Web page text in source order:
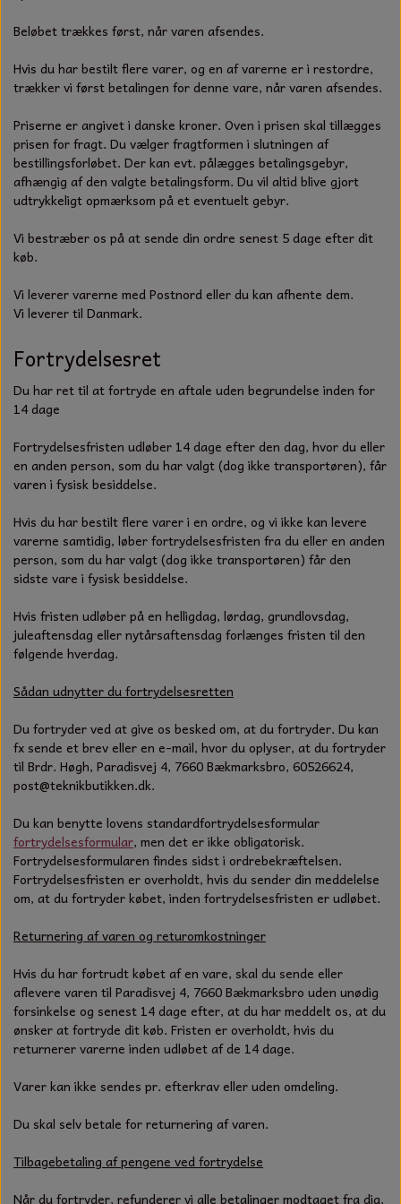
FORANKRING
DYBEL
TECUMSEH
OLIE TIL SMÅMOTORER & HAVEMASKINER
TÆNDRØR
SPÆNDEBÅND
UNIVERSAL KABLER OG TILBEHØR
UNIVERSAL REMSKIVER OG STYRERULLER
KÆDER TIL MOTORSAV
SMERGELLÆRRED
KLINGSPOR
GAVEKORT
STIKSAV KLINGER
BATTERILADEAPPARAT
KNIVE OG TILBEHØR
ARBEJDSLYS
MEJSLER
Beløbet trækkes først, når varen afsendes.
Hvis du har bestilt flere varer, og en af varerne er i restordre,
trækker vi først betalingen for denne vare, når varen afsendes.
Priserne er angivet i danske kroner. Oven i prisen skal tillægges
prisen for fragt. Du vælger fragtformen i slutningen af
bestillingsforløbet. Der kan evt. pålægges betalingsgebyr,
afhængig af den valgte betalingsform. Du vil altid blive gjort
udtrykkeligt opmærksom på et eventuelt gebyr.
Vi bestræber os på at sende din ordre senest 5 dage efter dit
køb.
Vi leverer varerne med Postnord eller du kan afhente dem.
Vi leverer til Danmark.
Fortrydelsesret
Du har ret til at fortryde en aftale uden begrundelse inden for
14 dage
Fortrydelsesfristen udløber 14 dage efter den dag, hvor du eller
en anden person, som du har valgt (dog ikke transportøren), får
varen i fysisk besiddelse.
Hvis du har bestilt flere varer i en ordre, og vi ikke kan levere
varerne samtidig, løber fortrydelsesfristen fra du eller en anden
person, som du har valgt (dog ikke transportøren) får den
sidste vare i fysisk besiddelse.
Hvis fristen udløber på en helligdag, lørdag, grundlovsdag,
juleaftensdag eller nytårsaftensdag forlænges fristen til den
følgende hverdag.
Sådan udnytter du fortrydelsesretten
Du fortryder ved at give os besked om, at du fortryder. Du kan
fx sende et brev eller en e-mail, hvor du oplyser, at du fortryder
til Brdr. Høgh, Paradisvej 4, 7660 Bækmarksbro, 60526624,
post@teknikbutikken.dk.
Du kan benytte lovens standardfortrydelsesformular
fortrydelsesformular, men det er ikke obligatorisk.
Fortrydelsesformularen findes sidst i ordrebekræftelsen.
Fortrydelsesfristen er overholdt, hvis du sender din meddelelse
om, at du fortryder købet, inden fortrydelsesfristen er udløbet.
Returnering af varen og returomkostninger
Hvis du har fortrudt købet af en vare, skal du sende eller
aflevere varen til Paradisvej 4, 7660 Bækmarksbro uden unødig
forsinkelse og senest 14 dage efter, at du har meddelt os, at du
ønsker at fortryde dit køb. Fristen er overholdt, hvis du
returnerer varerne inden udløbet af de 14 dage.
Varer kan ikke sendes pr. efterkrav eller uden omdeling.
Du skal selv betale for returnering af varen.
Tilbagebetaling af pengene ved fortrydelse
Når du fortryder, refunderer vi alle betalinger modtaget fra dig,